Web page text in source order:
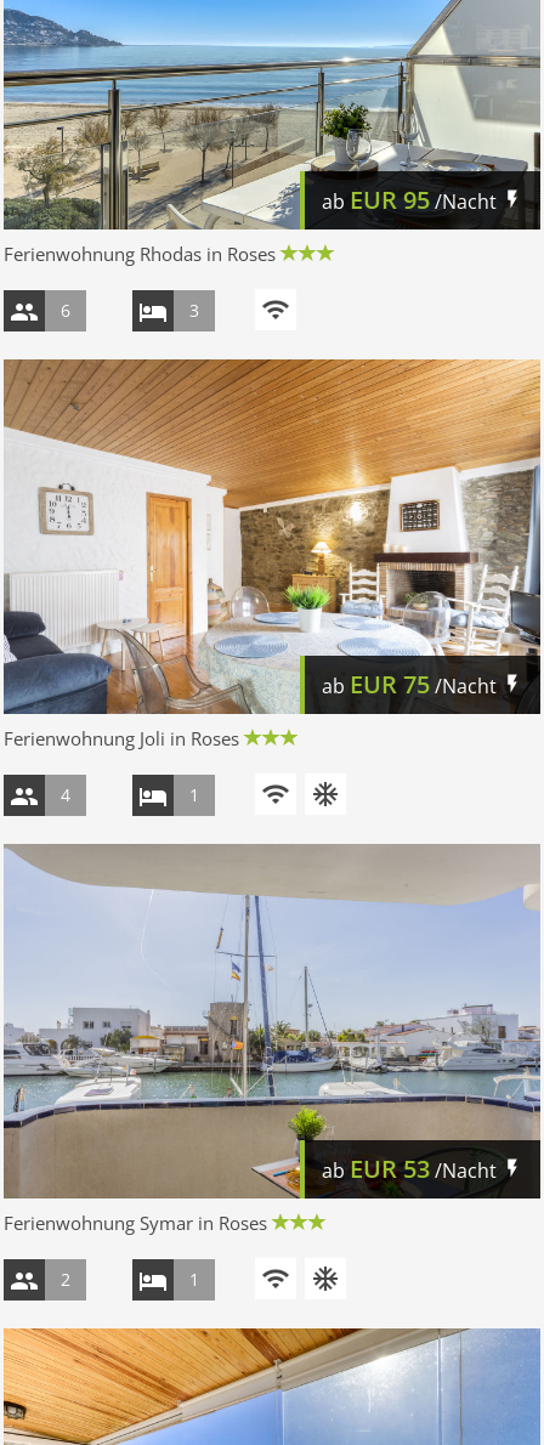
ab EUR95/Nacht
Ferienwohnung Rhodas in Roses
6 3
ab EUR75/Nacht
Ferienwohnung Joli in Roses
4 1
abEUR53/Nacht
Ferienwohnung Symar in Roses
2 1